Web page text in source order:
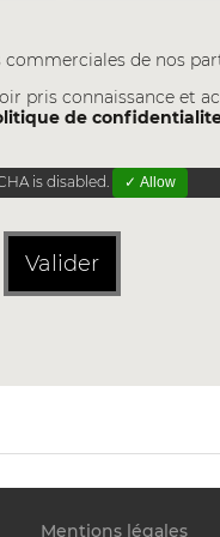
de nos
pris connaissance et
de
is disabled. ✓ Allow
Valider
Mentions légales